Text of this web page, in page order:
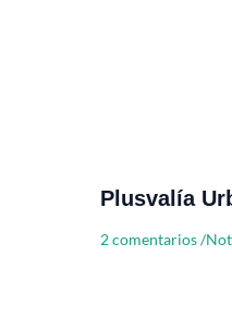
Plusvalía
2 comentarios/